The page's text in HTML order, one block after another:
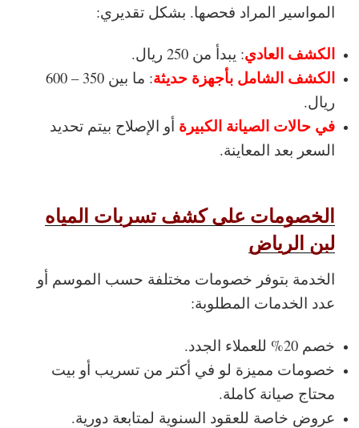
المواسير المراد فحصها. بشكل تقديري:
الكشف العادي: يبدأ من 250 ريال.
الكشف الشامل بأجهزة حديثة
: ما بين 350 – 600
ريال.
في حالات الصيانة الكبيرة أو الإصلاح بيتم تحديد
السعر بعد المعاينة.
الخصومات على كشف تسربات المياه
لبن الرياض
الخدمة بتوفر خصومات مختلفة حسب الموسم أو
عدد الخدمات المطلوبة:
خصم 20% للعملاء الجدد.
خصومات مميزة لو في أكتر من تسريب أو بيت
محتاج صيانة كاملة.
عروض خاصة للعقود السنوية لمتابعة دورية.